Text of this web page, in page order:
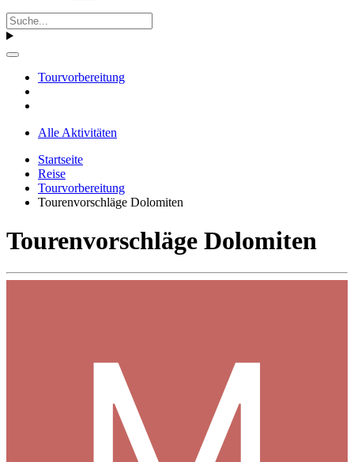
Tourvorbereitung
Alle Aktivitäten
Startseite
Reise
Tourvorbereitung
Tourenvorschläge Dolomiten
Tourenvorschläge Dolomiten